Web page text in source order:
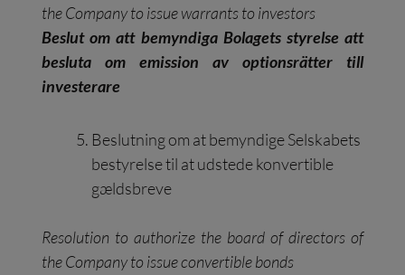
the Company to issue warrants to investors
Beslut om att bemyndiga Bolagets styrelse att
besluta om emission av optionsrätter till
investerare
Beslutning om at bemyndige Selskabets
bestyrelse til at udstede konvertible
gældsbreve
Resolution to authorize the board of directors of
the Company to issue convertible bonds